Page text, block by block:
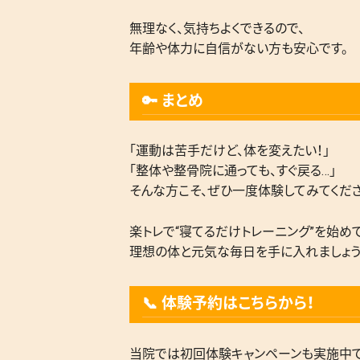
無理なく、気持ちよくできるので、
年齢や体力に自信がない方も安心です。
🔑 まとめ
「運動は苦手だけど、体を変えたい！」
「整体や整骨院に通っても、すぐ戻る…」
そんな方こそ、ぜひ一度体験してみてくだ
楽トレで“寝てるだけトレーニング”を始めて
理想の体と元気な毎日を手に入れましょう
📞 体験予約はこちらから！
当院では初回体験キャンペーンも実施中で